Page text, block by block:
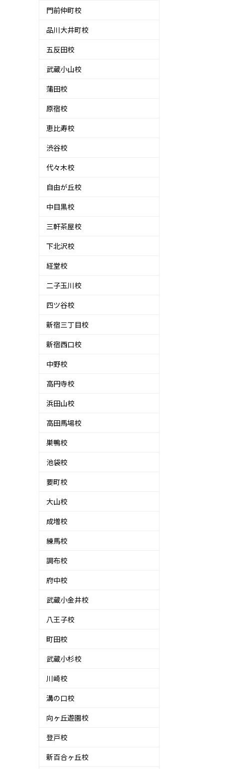
門前仲町校
品川大井町校
五反田校
武蔵小山校
蒲田校
原宿校
恵比寿校
渋谷校
代々木校
自由が丘校
中目黒校
三軒茶屋校
下北沢校
経堂校
二子玉川校
四ツ谷校
新宿三丁目校
新宿西口校
中野校
高円寺校
浜田山校
高田馬場校
巣鴨校
池袋校
要町校
大山校
成増校
練馬校
調布校
府中校
武蔵小金井校
八王子校
町田校
武蔵小杉校
川崎校
溝の口校
向ヶ丘遊園校
登戸校
新百合ヶ丘校